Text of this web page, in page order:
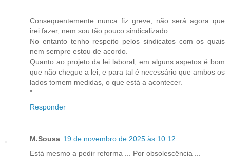
Consequentemente nunca fiz greve, não será agora que
irei fazer, nem sou tão pouco sindicalizado.
No entanto tenho respeito pelos sindicatos com os quais
nem sempre estou de acordo.
Quanto ao projeto da lei laboral, em alguns aspetos é bom
que não chegue a lei, e para tal é necessário que ambos os
lados tomem medidas, o que está a acontecer.
"
Responder
M.Sousa 19 de novembro de 2025 às 10:12
Está mesmo a pedir reforma ... Por obsolescência ...